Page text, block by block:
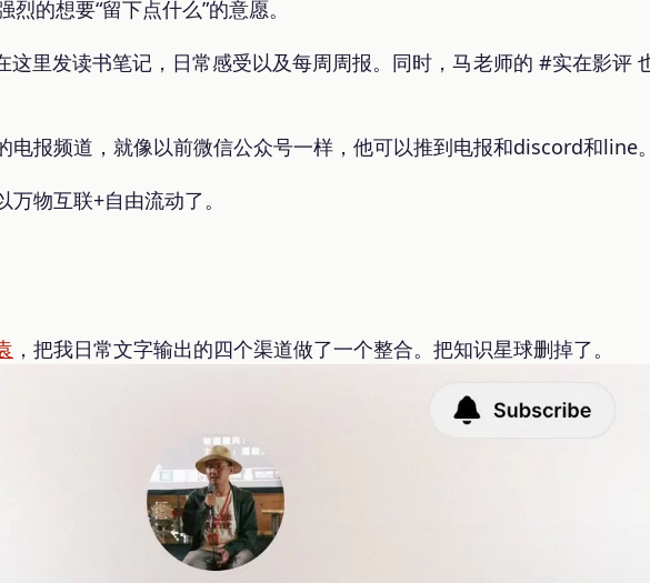
的想要“留下点什么”的意愿。
里发读书笔记，日常感受以及每周周报。同时，马老师的 #实在影评
电报频道，就像以前微信公众号一样，他可以推到电报和discord和line。
物互联+自由流动了。
，把我日常文字输出的四个渠道做了一个整合。把知识星球删掉了。